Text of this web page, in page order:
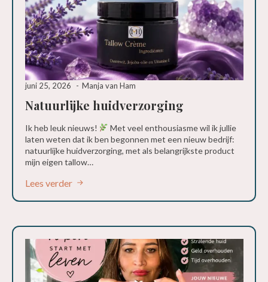
Natuurlijke huidverzorging
juni 25, 2026 Manja van Ham
Ik heb leuk nieuws!
Met veel enthousiasme wil ik jullie
laten weten dat ik ben begonnen met een nieuw bedrijf:
natuurlijke huidverzorging, met als belangrijkste product
mijn eigen tallow…
Lees verder